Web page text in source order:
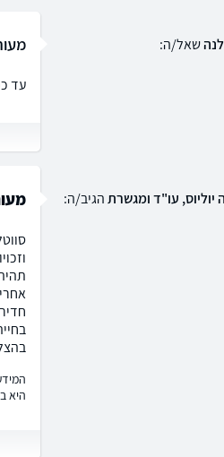
שאל/ה:
עד
יוליוס, עו"ד ומגשרתהגיב/ה:
היא